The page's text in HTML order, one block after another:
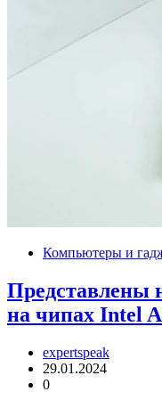
Компьютеры и
Представлены
на чипах Intel
expertspeak
29.01.2024
0